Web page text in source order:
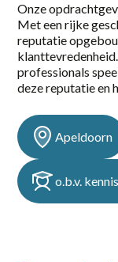
Onze
Met een rijke
reputatie
professionals
deze reputatie en
Apeldoorn
o.b.v.
E-mail
dienstverband
10-36